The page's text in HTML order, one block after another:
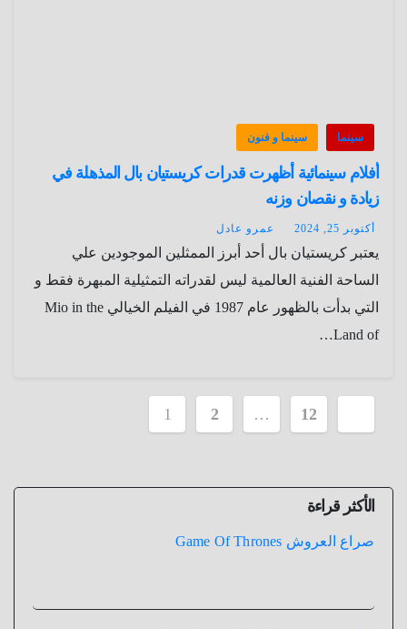
سينما سينما و فنون
أفلام سينمائية أظهرت قدرات كريستيان بال المذهلة في
زيادة و نقصان وزنه
أكتوبر 25, 2024 عمرو عادل
يعتبر كريستيان بال أحد أبرز الممثلين الموجودين علي
الساحة الفنية العالمية ليس لقدراته التمثيلية المبهرة فقط و
التي بدأت بالظهور عام 1987 في الفيلم الخيالي Mio in the
Land of…
1 2 … 12
الأكثر قراءة
صراع العروش Game Of Thrones